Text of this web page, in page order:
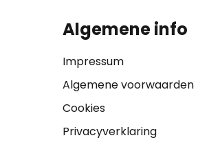
Algemene info
Impressum
Algemene voorwaarden
Cookies
Privacyverklaring